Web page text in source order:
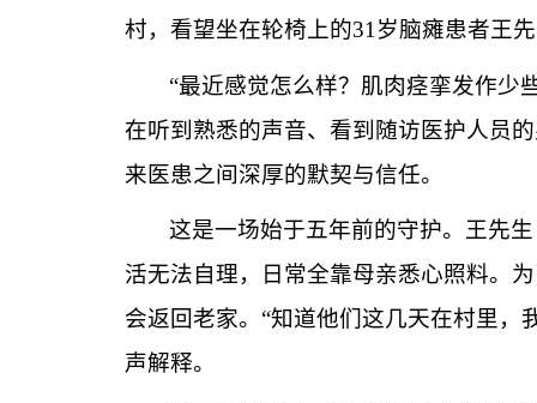
村，看望坐在轮椅上的31岁脑瘫患者王
“最近感觉怎么样？肌肉痉挛发作少
在听到熟悉的声音、看到随访医护人员的
来医患之间深厚的默契与信任。
这是一场始于五年前的守护。 王先
活无法自理，日常全靠母亲悉心照料。为
会返回老家。 “知道他们这几天在村里，
声解释。